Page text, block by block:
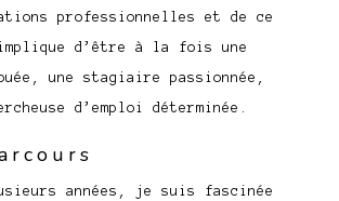
professionnelles et de ce
d’être à la fois une
une stagiaire passionnée,
d’emploi déterminée.
années, je suis fascinée